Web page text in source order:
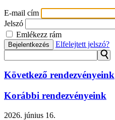
E-mail cím
Jelszó
Emlékezz rám
Bejelentkezés Elfelejtett jelszó?
⚲
Következő rendezvényeink
Korábbi rendezvényeink
2026. június 16.